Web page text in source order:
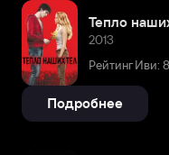
Тепло
2013
Рейтинг Иви:
Подробнее